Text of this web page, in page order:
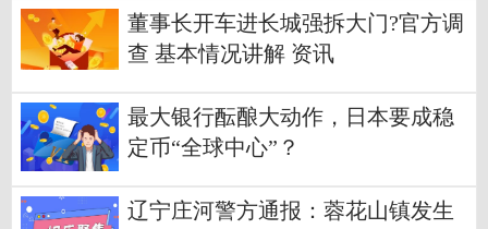
董事长开车进长城强拆大门?官方调
查 基本情况讲解 资讯
最大银行酝酿大动作，日本要成稳
定币“全球中心”？
辽宁庄河警方通报：蓉花山镇发生